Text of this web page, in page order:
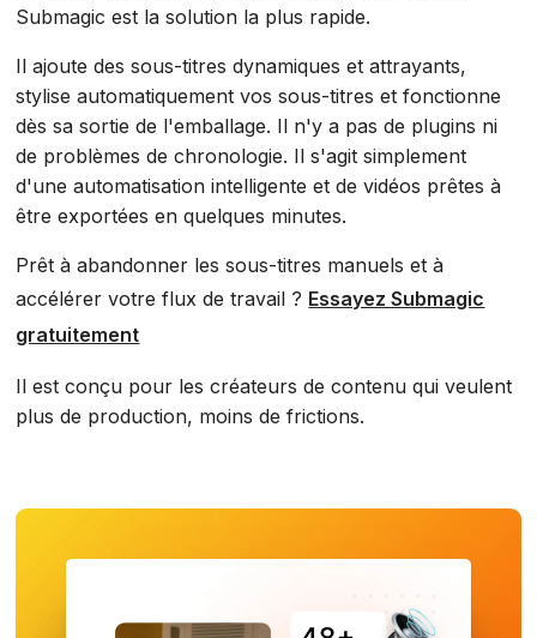
Submagic est la solution la plus rapide.
Il ajoute des sous-titres dynamiques et attrayants,
stylise automatiquement vos sous-titres et fonctionne
dès sa sortie de l'emballage. Il n'y a pas de plugins ni
de problèmes de chronologie. Il s'agit simplement
d'une automatisation intelligente et de vidéos prêtes à
être exportées en quelques minutes.
Prêt à abandonner les sous-titres manuels et à
accélérer votre flux de travail ? Essayez Submagic
gratuitement
Il est conçu pour les créateurs de contenu qui veulent
plus de production, moins de frictions.